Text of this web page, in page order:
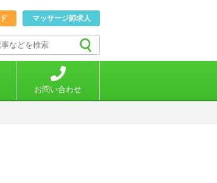
マッサージ師求人
お問い合わせ